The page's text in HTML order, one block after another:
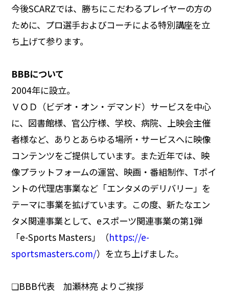
今後SCARZでは、勝ちにこだわるプレイヤーの方の
ために、プロ選手およびコーチによる特別講座を立
ち上げて参ります。
BBBについて
2004年に設立。
ＶＯＤ（ビデオ・オン・デマンド）サービスを中心
に、図書館様、官公庁様、学校、病院、上映会主催
者様など、ありとあらゆる場所・サービスへに映像
コンテンツをご提供しています。また近年では、映
像プラットフォームの運営、映画・番組制作、Tポイ
ントの代理店事業など「エンタメのデリバリー」を
テーマに事業を拡げています。この度、新たなエン
タメ関連事業として、eスポーツ関連事業の第1弾
「e-Sports Masters」（https://e-
sportsmasters.com/）を立ち上げました。
❏BBB代表 加瀬林亮 よりご挨拶